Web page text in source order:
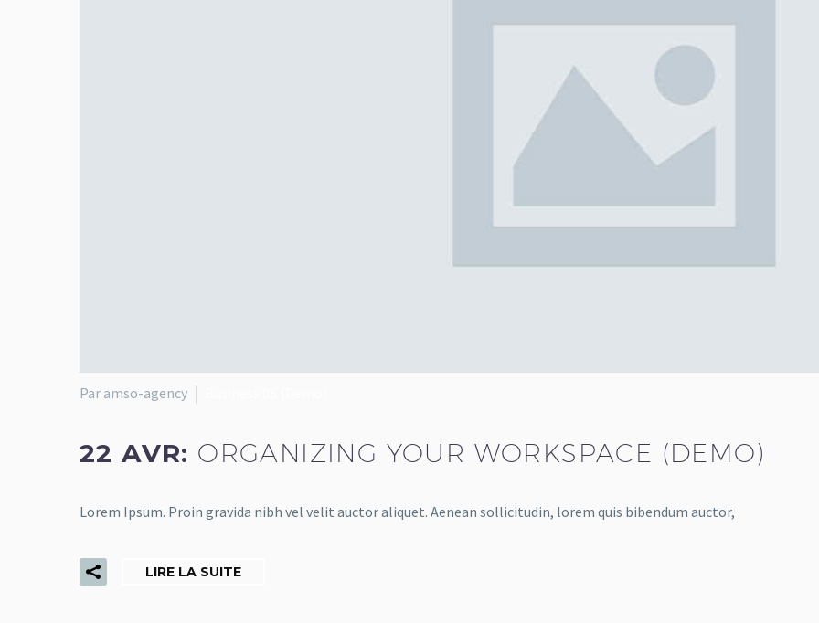
Par amso-agency
22 AVR: ORGANIZING YOUR WORKSPACE (DEMO)
Lorem Ipsum. Proin gravida nibh vel velit auctor aliquet. Aenean sollicitudin, lorem quis bibendum auctor,
LIRE LA SUITE